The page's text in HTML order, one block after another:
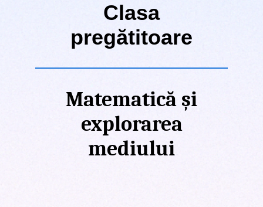
Clasa
pregătitoare
Matematică și
explorarea
mediului